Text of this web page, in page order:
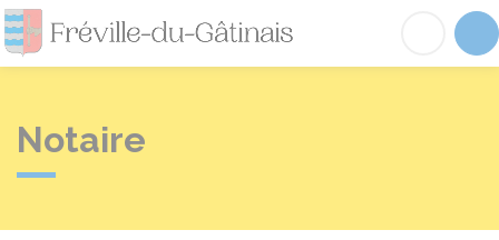
Fréville-du-
Notaire